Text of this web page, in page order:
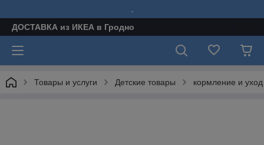
.
ДОСТАВКА из ИКЕА в Гродно
Товары и услуги Детские товары кормление и